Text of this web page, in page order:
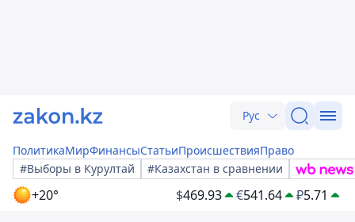
Рус
ПолитикаМирФинансыСтатьиПроисшествияПраво
#Выборы в Курултай
#Казахстан в сравнении
+20° $469.93 €541.64 ₽5.71